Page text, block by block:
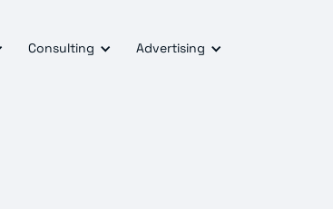
Consulting Advertising